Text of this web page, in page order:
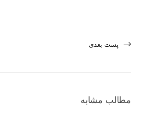
پست بعدی
مطالب مشابه